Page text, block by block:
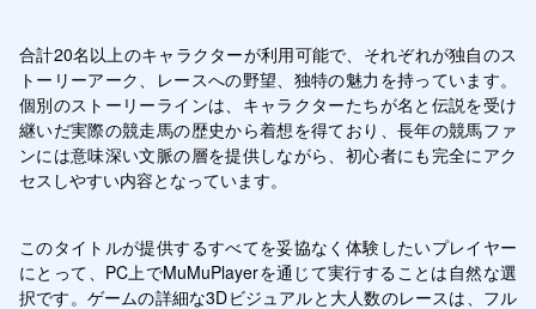
合計20名以上のキャラクターが利用可能で、それぞれが独自のス
トーリーアーク、レースへの野望、独特の魅力を持っています。
個別のストーリーラインは、キャラクターたちが名と伝説を受け
継いだ実際の競走馬の歴史から着想を得ており、長年の競馬ファ
ンには意味深い文脈の層を提供しながら、初心者にも完全にアク
セスしやすい内容となっています。
このタイトルが提供するすべてを妥協なく体験したいプレイヤー
にとって、PC上でMuMuPlayerを通じて実行することは自然な選
択です。ゲームの詳細な3Dビジュアルと大人数のレースは、フル